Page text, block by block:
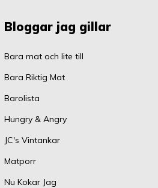
Bloggar jag gillar
Bara mat och lite till
Bara Riktig Mat
Barolista
Hungry & Angry
JC's Vintankar
Matporr
Nu Kokar Jag